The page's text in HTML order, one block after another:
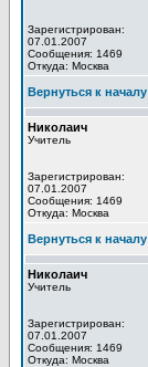
Зарегистрирован:
07.01.2007
Сообщения: 1469
Откуда: Москва
Вернуться к началу
Николаич
Учитель
Зарегистрирован:
07.01.2007
Сообщения: 1469
Откуда: Москва
Вернуться к началу
Николаич
Учитель
Зарегистрирован:
07.01.2007
Сообщения: 1469
Откуда: Москва